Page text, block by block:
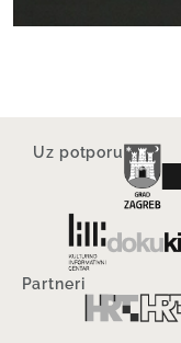
Uz potporu
Partneri